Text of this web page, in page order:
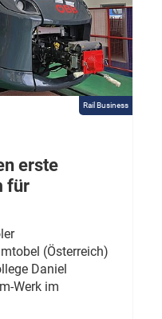
Rail Business
erste
für
(Österreich)
Daniel
Werk im